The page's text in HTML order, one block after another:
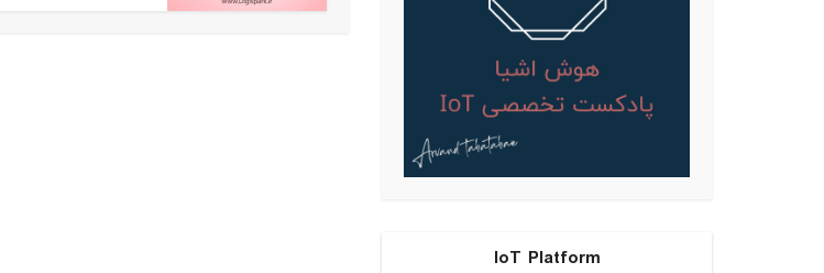
IoT Platform